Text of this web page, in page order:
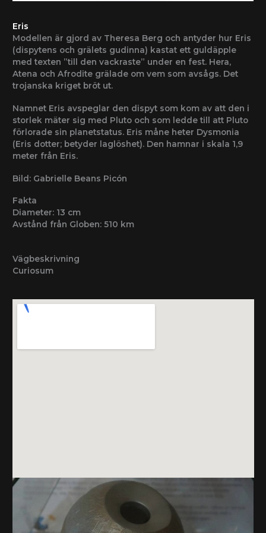
Eris
Modellen är gjord av Theresa Berg och antyder hur Eris
(dispytens och grälets gudinna) kastat ett guldäpple
med texten ”till den vackraste” under en fest. Hera,
Atena och Afrodite grälade om vem som avsågs. Det
trojanska kriget bröt ut.
Namnet Eris avspeglar den dispyt som kom av att den i
storlek mäter sig med Pluto och som ledde till att Pluto
förlorade sin planetstatus. Eris måne heter Dysmonia
(Eris dotter; betyder laglöshet). Den hamnar i skala 1,9
meter från Eris.
Bild: Gabrielle Beans Picón
Fakta
Diameter: 13 cm
Avstånd från Globen: 510 km
Vägbeskrivning
Curiosum